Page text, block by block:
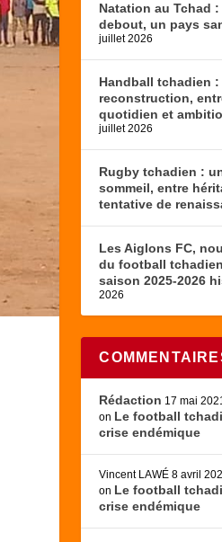
Natation au Tchad
debout, un pays
juillet 2026
Handball tchadien
reconstruction,
quotidien et
juillet 2026
Rugby tchadien :
sommeil, entre
tentative de
Les Aiglons FC,
du football
saison 2025-2026
2026
Rédaction 17 mai
on Le football
crise endémique
Vincent LAWÉ 8 avril
on Le football
crise endémique